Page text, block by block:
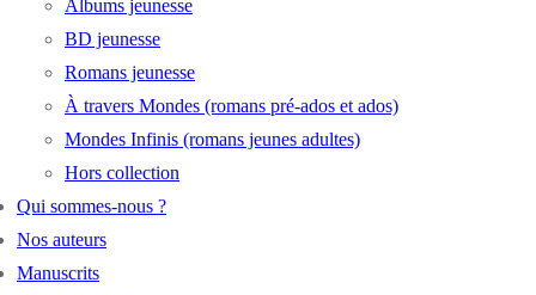
Albums jeunesse
BD jeunesse
Romans jeunesse
À travers Mondes (romans pré-ados et ados)
Mondes Infinis (romans jeunes adultes)
Hors collection
Qui sommes-nous ?
Nos auteurs
Manuscrits